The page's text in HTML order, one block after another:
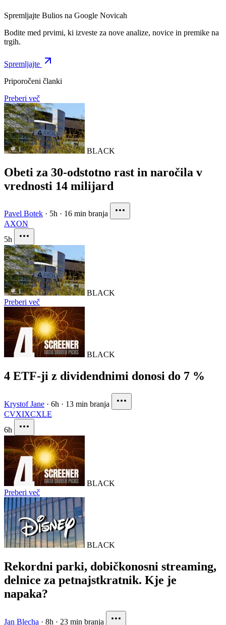
Spremljajte Bulios na Google Novicah
Bodite med prvimi, ki izveste za nove analize, novice in premike na
trgih.
Spremljajte
Priporočeni članki
Preberi več
BLACK
Obeti za 30-odstotno rast in naročila v
vrednosti 14 milijard
Pavel Botek · 5h · 16 min branja
AXON
5h
BLACK
Preberi več
BLACK
4 ETF-ji z dividendnimi donosi do 7 %
Krystof Jane · 6h · 13 min branja
CVXIXCXLE
6h
BLACK
Preberi več
BLACK
Rekordni parki, dobičkonosni streaming,
delnice za petnajstkratnik. Kje je
napaka?
Jan Blecha · 8h · 23 min branja